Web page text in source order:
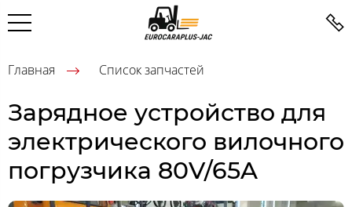
Главная Список запчастей
Зарядное устройство для
электрического вилочного
погрузчика 80V/65A